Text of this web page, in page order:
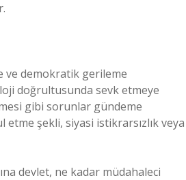
ve demokratik gerileme
doğrultusunda sevk etmeye
gibi sorunlar gündeme
şekli, siyasi istikrarsızlık veya
devlet, ne kadar müdahaleci